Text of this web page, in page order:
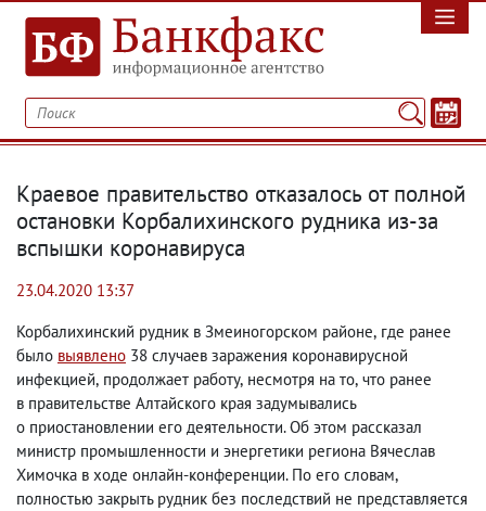
Краевое правительство отказалось от полной
остановки Корбалихинского рудника из-за
вспышки коронавируса
23.04.2020 13:37
Корбалихинский рудник в Змеиногорском районе, где ранее
было выявлено 38 случаев заражения коронавирусной
инфекцией, продолжает работу, несмотря на то, что ранее
в правительстве Алтайского края задумывались
о приостановлении его деятельности. Об этом рассказал
министр промышленности и энергетики региона Вячеслав
Химочка в ходе онлайн-конференции. По его словам,
полностью закрыть рудник без последствий не представляется